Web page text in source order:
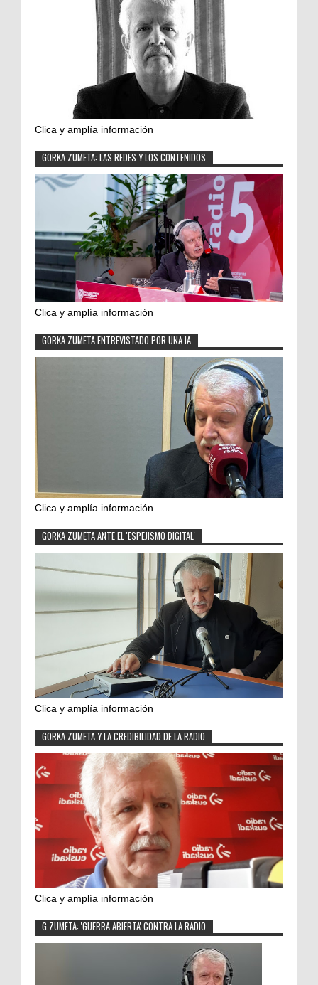
Clica y amplía información
GORKA ZUMETA: LAS REDES Y LOS CONTENIDOS
Clica y amplía información
GORKA ZUMETA ENTREVISTADO POR UNA IA
Clica y amplía información
GORKA ZUMETA ANTE EL 'ESPEJISMO DIGITAL'
Clica y amplía información
GORKA ZUMETA Y LA CREDIBILIDAD DE LA RADIO
Clica y amplía información
G.ZUMETA: 'GUERRA ABIERTA' CONTRA LA RADIO